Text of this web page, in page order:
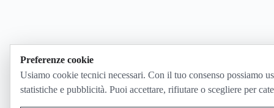
Preferenze cookie
Usiamo cookie tecnici necessari. Con il tuo consenso possiamo
statistiche e pubblicità. Puoi accettare, rifiutare o scegliere per